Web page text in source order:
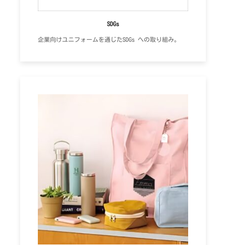
SDGs
企業向けユニフォームを通じたSDGs への取り組み。